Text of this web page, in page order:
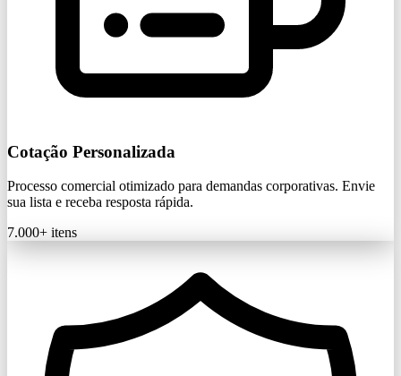
Cotação Personalizada
Processo comercial otimizado para demandas corporativas. Envie
sua lista e receba resposta rápida.
7.000+ itens